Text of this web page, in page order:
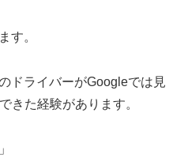
す。
ドライバーがGoogleでは見
きた経験があります。